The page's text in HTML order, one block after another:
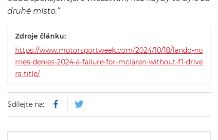
druhé místo.“
Zdroje článku:
https://www.motorsportweek.com/2024/10/18/lando-no
rries-denies-2024-a-failure-for-mclaren-without-f1-drive
rs-title/
Sdílejte na: